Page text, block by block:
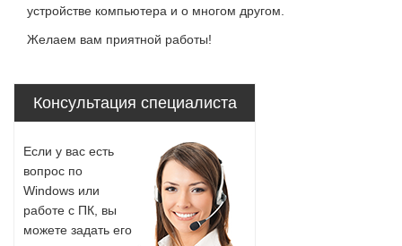
устройстве компьютера и о многом другом.
Желаем вам приятной работы!
Консультация специалиста
Если у вас есть
вопрос по
Windows или
работе с ПК, вы
можете задать его